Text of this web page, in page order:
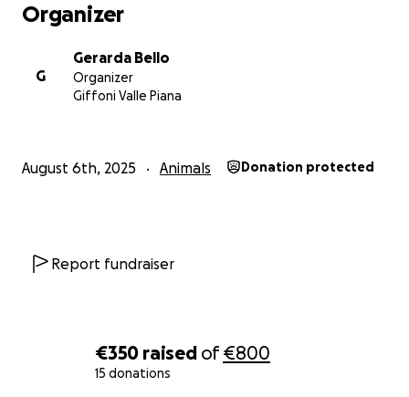
€350 raised of€800
15 donations
Organizer
G
Gerarda Bello
Organizer
Giffoni Valle Piana
August 6th, 2025 Animals Donation protected
Report fundraiser